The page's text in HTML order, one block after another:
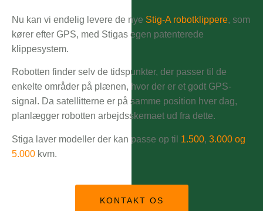
Nu kan vi endelig levere de nye Stig-A robotklippere, som
kører efter GPS, med Stigas egen patenterede
klippesystem.
Robotten finder selv de tidspunkter, der passer til de
enkelte områder på plænen, hvor der er et godt GPS-
signal. Da satellitterne er på samme position hver dag,
planlægger robotten arbejdsskemaet ud fra dette.
Stiga laver modeller der kan passe op til 1.500, 3.000 og
5.000 kvm.
KONTAKT OS